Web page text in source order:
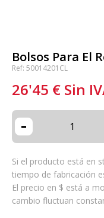
Bolsos Para El
Ref: 50014201CL
26'45 € Sin
-
Si el producto está en
tiempo de fabricación
El precio en $ está a
cambio fluctuan